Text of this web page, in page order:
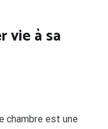
vie à sa
chambre est une